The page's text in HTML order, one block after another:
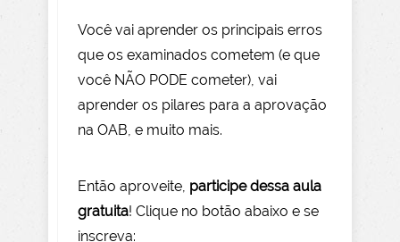
Você vai aprender os principais erros
que os examinados cometem (e que
você NÃO PODE cometer), vai
aprender os pilares para a aprovação
na OAB, e muito mais.
Então aproveite, participe dessa aula
gratuita! Clique no botão abaixo e se
inscreva: